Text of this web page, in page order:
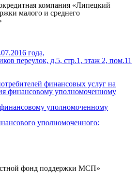
компания «Липецкий
малого и среднего
года,
переулок, д.5, стр.1, этаж 2, пом.11
финансовых услуг на
финансовому уполномоченному
уполномоченному
уполномоченного:
фонд поддержки МСП»